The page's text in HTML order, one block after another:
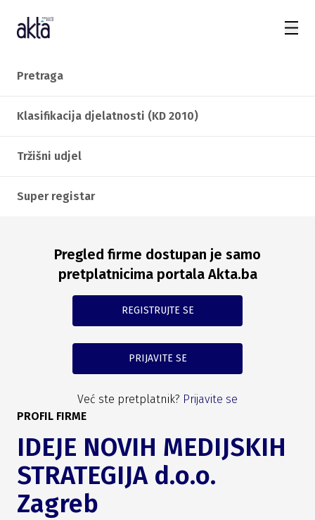
Pretraga
Klasifikacija djelatnosti (KD 2010)
Tržišni udjel
Super registar
Pregled firme dostupan je samo
pretplatnicima portala Akta.ba
REGISTRUJTE SE
PRIJAVITE SE
Već ste pretplatnik? Prijavite se
PROFIL FIRME
IDEJE NOVIH MEDIJSKIH
STRATEGIJA d.o.o.
Zagreb